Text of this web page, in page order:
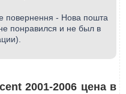
повернення - Нова пошта
понравился и не был в
2001-2006 цена в